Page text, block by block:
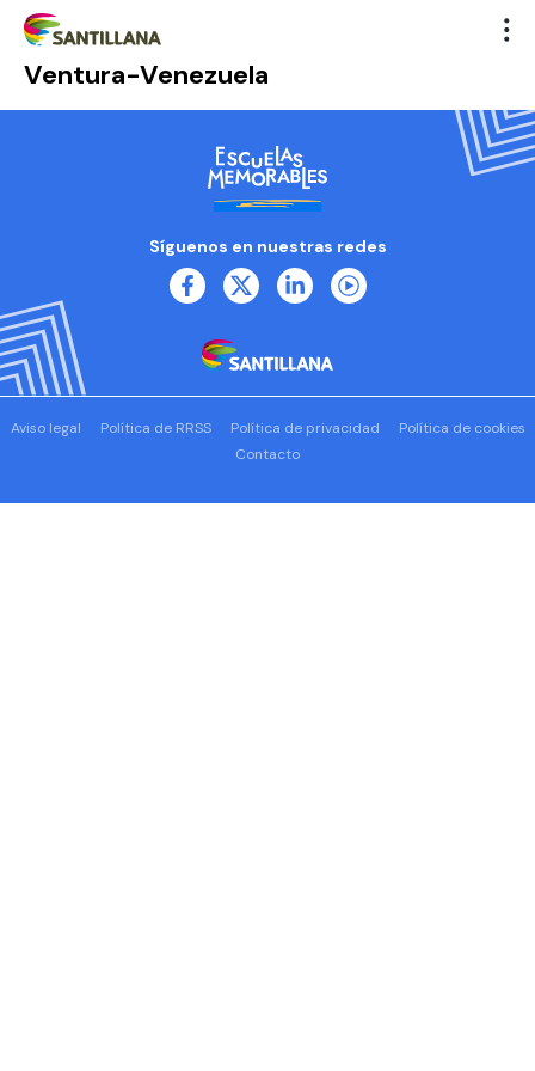
Ventura-Venezuela
Síguenos en nuestras redes
Aviso legal Política de RRSS Política de privacidad
Política de cookies
Contacto